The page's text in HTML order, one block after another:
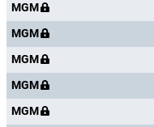
MGM
MGM
MGM
MGM
MGM